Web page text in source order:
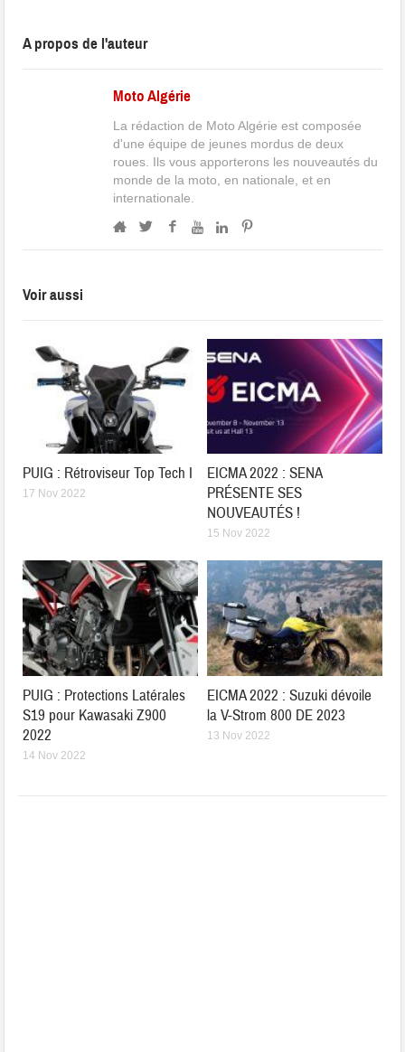
A propos de l'auteur
Moto Algérie
La rédaction de Moto Algérie est composée
d'une équipe de jeunes mordus de deux
roues. Ils vous apporterons les nouveautés du
monde de la moto, en nationale, et en
internationale.
Voir aussi
PUIG : Rétroviseur Top Tech I
17 Nov 2022
EICMA 2022 : SENA
PRÉSENTE SES
NOUVEAUTÉS !
15 Nov 2022
PUIG : Protections Latérales
S19 pour Kawasaki Z900
2022
14 Nov 2022
EICMA 2022 : Suzuki dévoile
la V-Strom 800 DE 2023
13 Nov 2022